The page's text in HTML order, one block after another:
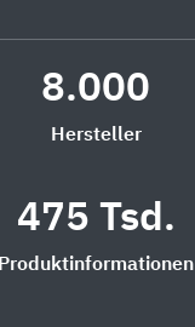
8.000
Hersteller
475 Tsd.
Produktinformationen